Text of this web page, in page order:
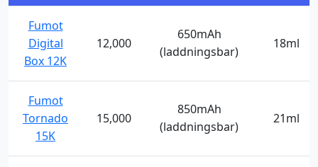
Fumot
Digital
Box 12K
12,000
650mAh
(laddningsbar)
18ml
Fumot
Tornado
15K
15,000
850mAh
(laddningsbar)
21ml